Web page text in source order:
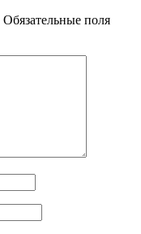
Обязательные поля